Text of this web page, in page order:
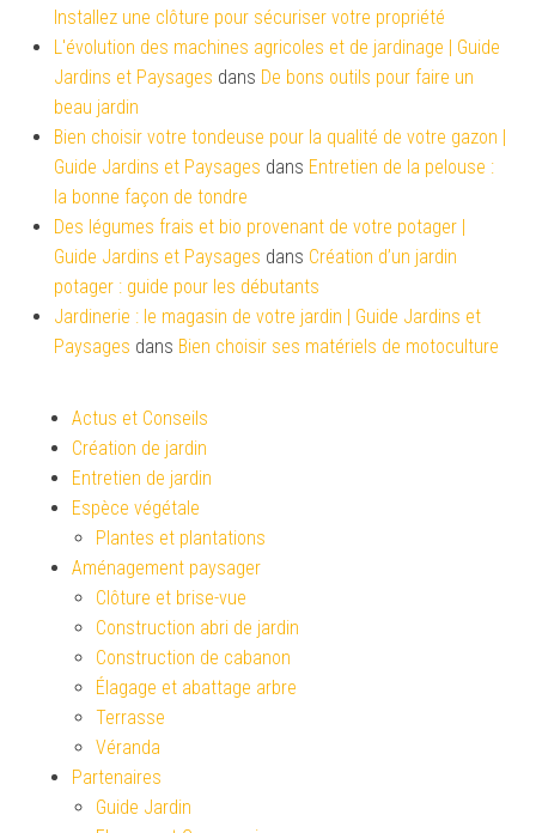
Installez une clôture pour sécuriser votre propriété
L'évolution des machines agricoles et de jardinage | Guide
Jardins et Paysages dans De bons outils pour faire un
beau jardin
Bien choisir votre tondeuse pour la qualité de votre gazon |
Guide Jardins et Paysages dans Entretien de la pelouse :
la bonne façon de tondre
Des légumes frais et bio provenant de votre potager |
Guide Jardins et Paysages dans Création d’un jardin
potager : guide pour les débutants
Jardinerie : le magasin de votre jardin | Guide Jardins et
Paysages dans Bien choisir ses matériels de motoculture
Actus et Conseils
Création de jardin
Entretien de jardin
Espèce végétale
Plantes et plantations
Aménagement paysager
Clôture et brise-vue
Construction abri de jardin
Construction de cabanon
Élagage et abattage arbre
Terrasse
Véranda
Partenaires
Guide Jardin